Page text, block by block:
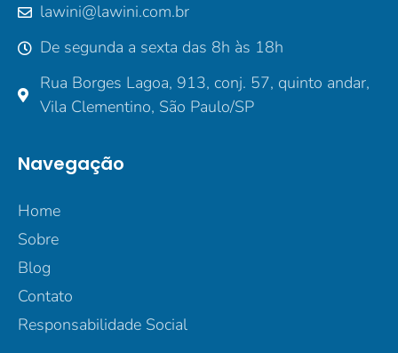
lawini@lawini.com.br
De segunda a sexta das 8h às 18h
Rua Borges Lagoa, 913, conj. 57, quinto andar,
Vila Clementino, São Paulo/SP
Navegação
Home
Sobre
Blog
Contato
Responsabilidade Social